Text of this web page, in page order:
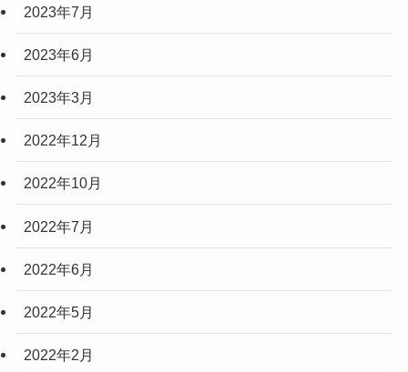
2023年7月
2023年6月
2023年3月
2022年12月
2022年10月
2022年7月
2022年6月
2022年5月
2022年2月